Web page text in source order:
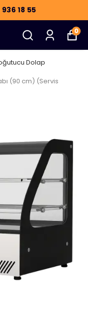
936 18 55
0
Dolap
(90 cm) (Servis